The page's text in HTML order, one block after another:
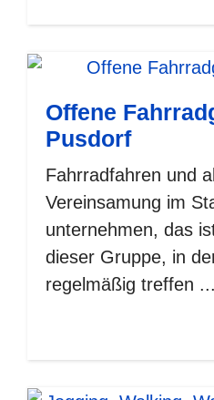
Offene
Pusdorf
Fahrradfahren und
Vereinsamung im
unternehmen, das
dieser Gruppe, in
regelmäßig treffen ...